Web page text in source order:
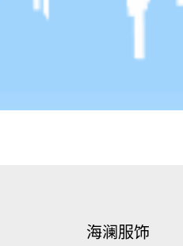
海澜服饰